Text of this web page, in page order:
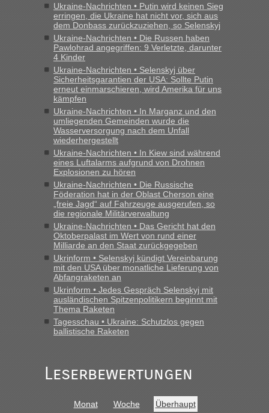
Milliarden aufgedeckt
„Kein Zoll. Du musst an sich nur sagen dass das privat ist
und du nicht damit handeln willst. So lange das nicht
Originalverpackt ist und ersichlich das nicht neu sollte es
keine Probleme geben“
Recht, Visa und Dokumente • Deklaration
gebrauchter Kleidung beim Zoll
„Hallo Leute, ich weiß nicht, ob ich hier richtig bin mit meiner
Anfrage. Ich möchte 4 Umzugskartons mit gebrauchter
Straßen Kleidung bei der Einreise in die Ukraine
mitnehmen. Es ist gebrauchte Kleidung...“
Berichte und Reisetipps • Re: An welchem
Grenzübergang zwischen Polen und der Ukraine geht es am
schnellsten?
„Wir sind mit unserem Wohnmobil, wie geplant am Montag
15.6. in Krakovets rüber. Sehr zeitig los gegen 5 Uhr in der
Früh. Mit sehr sehr wenig Verkehr, super bis zur Grenze. Nur
8 PKW vor der Schranke....“
Berichte und Reisetipps • Re: An welchem
Grenzübergang zwischen Polen und der Ukraine geht es am
schnellsten?
„Gestern 6 Stunden warten vor der Grenze Richtung Polen
in Krakowez mit dem Kleinbus. Abfertigung ging dann
schnell da auch Passagiere mit EU-Pass dabei waren“
Grenzübergang zwischen Polen und der Ukraine geht es am
schnellsten?
„Bin am Montag 15.6.26 um 8 Uhr in Urgyniw ausgereist,
das erste Mal an einem Montagmorgen ca. 15 Fahrzeuge
Ukraine-Nachrichten • Putin wird keinen Sieg
erringen, die Ukraine hat nicht vor, sich aus
dem Donbass zurückzuziehen, so Selenskyj
Ukraine-Nachrichten • Die Russen haben
Pawlohrad angegriffen: 9 Verletzte, darunter
4 Kinder
Ukraine-Nachrichten • Selenskyj über
Sicherheitsgarantien der USA: Sollte Putin
erneut einmarschieren, wird Amerika für uns
kämpfen
Ukraine-Nachrichten • In Marganz und den
umliegenden Gemeinden wurde die
Wasserversorgung nach dem Unfall
wiederhergestellt
Ukraine-Nachrichten • In Kiew sind während
eines Luftalarms aufgrund von Drohnen
Explosionen zu hören
Ukraine-Nachrichten • Die Russische
Föderation hat in der Oblast Cherson eine
„freie Jagd“ auf Fahrzeuge ausgerufen, so
die regionale Militärverwaltung
Ukraine-Nachrichten • Das Gericht hat den
Oktoberpalast im Wert von rund einer
Milliarde an den Staat zurückgegeben
Ukrinform • Selenskyj kündigt Vereinbarung
mit den USA über monatliche Lieferung von
Abfangraketen an
Ukrinform • Jedes Gespräch Selenskyj mit
ausländischen Spitzenpolitikern beginnt mit
Thema Raketen
Tagesschau • Ukraine: Schutzlos gegen
ballistische Raketen
Leserbewertungen
Monat Woche Überhaupt